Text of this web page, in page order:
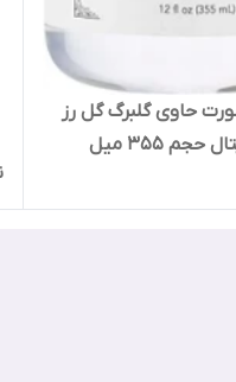
حاوی گلبرگ گل رز
355 میل